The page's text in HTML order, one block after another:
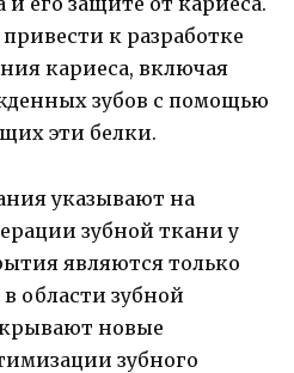
к разработке
кариеса, включая
зубов с помощью
эти белки.
указывают на
зубной ткани у
являются только
области зубной
новые
зубного